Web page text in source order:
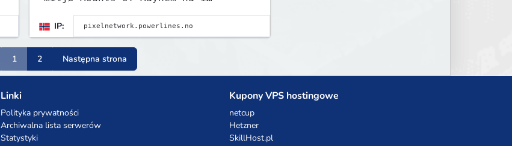
Survival! Test det nye spydet!
IP:
1 2 Następna strona
Linki
Polityka prywatności
Archiwalna lista serwerów
Statystyki
Kupony VPS hostingowe
netcup
Hetzner
SkillHost.pl